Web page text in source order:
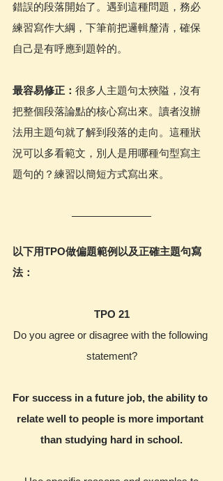
錯誤的段落開始了。遇到這種問題，務必
練習寫作大綱，下筆前把邏輯釐清，確保
自己是有呼應到題幹的。
最容易修正： 很多人主題句太狹隘，沒有
把整個段落論點的核心寫出來。讀者沒辦
法用主題句就了解到段落的走向。這種狀
況可以多看範文，別人是用哪種句型寫主
題句的？練習以簡短方式寫出來。
以下用TPO做偏題範例以及正確主題句寫
法：
TPO 21
Do you agree or disagree with the following
statement?
For success in a future job, the ability to
relate well to people is more important
than studying hard in school.